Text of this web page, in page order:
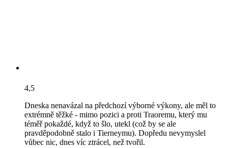
4,5
Dneska nenavázal na předchozí výborné výkony, ale měl to
extrémně těžké - mimo pozici a proti Traoremu, který mu
téměř pokaždé, když to šlo, utekl (což by se ale
pravděpodobně stalo i Tierneymu). Dopředu nevymyslel
vůbec nic, dnes víc ztrácel, než tvořil.